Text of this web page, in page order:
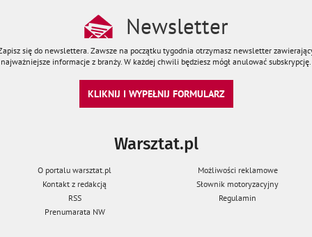
Newsletter
się do newslettera. Zawsze na początku tygodnia otrzymasz newsletter
najważniejsze informacje z branży. W każdej chwili będziesz mógł anulować subskrypcję.
KLIKNIJ I WYPEŁNIJ FORMULARZ
Warsztat.pl
O portalu warsztat.pl
Możliwości reklamowe
Kontakt z redakcją
Słownik motoryzacyjny
RSS
Regulamin
Prenumarata NW